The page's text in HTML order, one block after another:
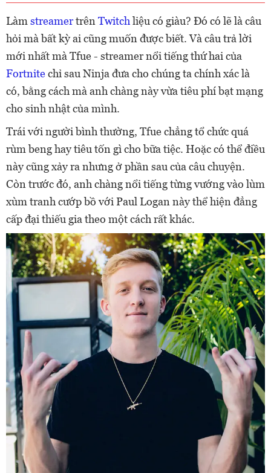
Làm streamertrên Twitchliệu có giàu? Đó có lẽ là câu
hỏi mà bất kỳ ai cũng muốn được biết. Và câu trả lời
mới nhất mà Tfue - streamer nổi tiếng thứ hai của
Fortnitechỉ sau Ninja đưa cho chúng ta chính xác là
có, bằng cách mà anh chàng này vừa tiêu phí bạt mạng
cho sinh nhật của mình.
Trái với người bình thường, Tfue chẳng tổ chức quá
rùm beng hay tiêu tốn gì cho bữa tiệc. Hoặc có thể điều
này cũng xảy ra nhưng ở phần sau của câu chuyện.
Còn trước đó, anh chàng nổi tiếng từng vướng vào lùm
xùm tranh cướp bồ với Paul Logan này thể hiện đẳng
cấp đại thiếu gia theo một cách rất khác.